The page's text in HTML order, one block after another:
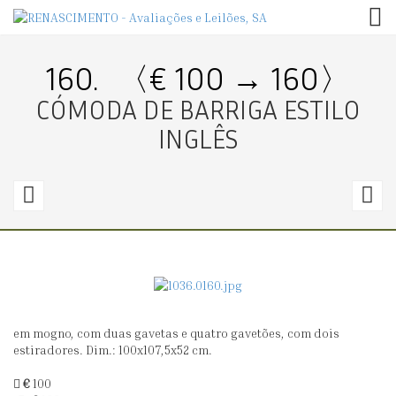
160. 〈€ 100 → 160〉
CÓMODA DE BARRIGA ESTILO
INGLÊS
〈€
CAIXA
em mogno, com duas gavetas e quatro gavetões, com dois
estiradores. Dim.: 100x107,5x52 cm.
€100